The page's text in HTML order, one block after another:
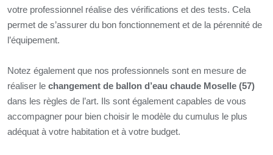
votre professionnel réalise des vérifications et des tests. Cela
permet de s’assurer du bon fonctionnement et de la pérennité de
l’équipement.
Notez également que nos professionnels sont en mesure de
réaliser le changement de ballon d’eau chaude Moselle (57)
dans les règles de l’art. Ils sont également capables de vous
accompagner pour bien choisir le modèle du cumulus le plus
adéquat à votre habitation et à votre budget.